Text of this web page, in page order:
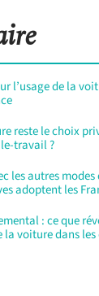
l’usage de la
reste le choix
travail ?
les autres
adoptent les
: ce que
la voiture dans